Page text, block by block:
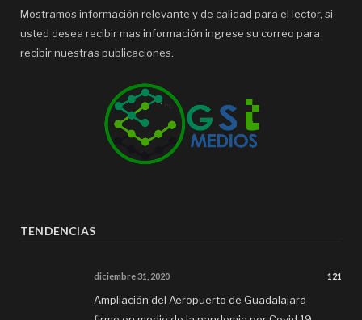
Mostramos información relevante y de calidad para el lector, si
usted desea recibir mas información ingrese su correo para
recibir nuestras publicaciones.
TENDENCIAS
diciembre 31, 2020 121
Ampliación del Aeropuerto de Guadalajara